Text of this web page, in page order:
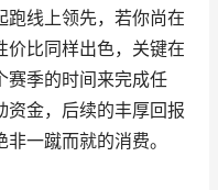
跑线上领先，若你尚在
价比同样出色，关键在
赛季的时间来完成任
资金，后续的丰厚回报
一蹴而就的消费。